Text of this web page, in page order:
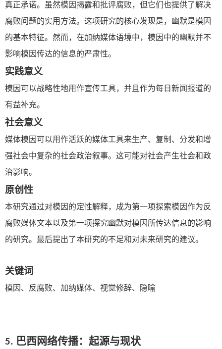
真正承诺。虽然模因揭露和批评腐败，但它们也提供了解决
腐败问题的实用方法。这项研究的核心发现是，幽默是模因
的基本特征。然而，在加纳媒体语境中，模因中的幽默并不
影响模因传达的信息的严肃性。
实践意义
模因可以战略性地用作宣传工具，并且作为每日新闻报道的
有益补充。
社会意义
媒体模因可以用作活跃的媒体工具来生产、复制、分发和增
强社会中复杂的社会政治叙事。这可能对社会产生社会和政
治影响。
原创性
本研究通过对模因的定性解释，成为第一项探索模因作为反
腐败媒体文本以及第一项探究幽默对模因所传达信息的影响
的研究。最后提出了本研究的不足和对未来研究的建议。
关键词
模因、反腐败、加纳媒体、视觉修辞、隐喻
5. 巴西网络传播：起源与现状